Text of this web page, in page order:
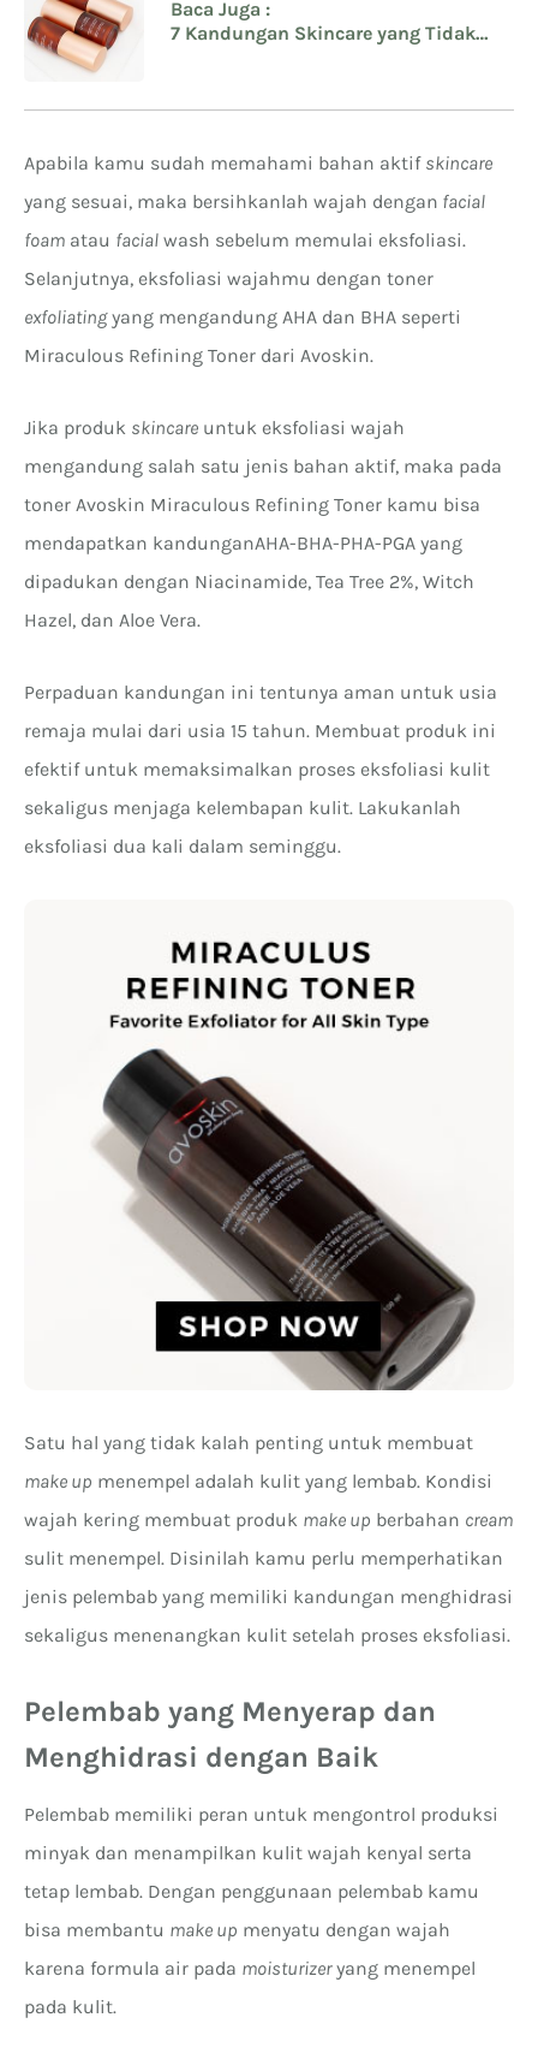
Baca Juga :
7 Kandungan Skincare yang Tidak
Apabila kamu sudah memahami bahan aktif skincare
yang sesuai, maka bersihkanlah wajah dengan facial
foam atau facial wash sebelum memulai eksfoliasi.
Selanjutnya, eksfoliasi wajahmu dengan toner
exfoliatingyang mengandung AHA dan BHA seperti
Miraculous Refining Toner dari Avoskin.
Jika produk skincare untuk eksfoliasi wajah
mengandung salah satu jenis bahan aktif, maka pada
toner Avoskin Miraculous Refining Toner kamu bisa
mendapatkan kandunganAHA-BHA-PHA-PGA yang
dipadukan dengan Niacinamide, Tea Tree 2%, Witch
Hazel, dan Aloe Vera.
Perpaduan kandungan ini tentunya aman untuk usia
remaja mulai dari usia 15 tahun. Membuat produk ini
efektif untuk memaksimalkan proses eksfoliasi kulit
sekaligus menjaga kelembapan kulit. Lakukanlah
eksfoliasi dua kali dalam seminggu.
Satu hal yang tidak kalah penting untuk membuat
make up menempel adalah kulit yang lembab. Kondisi
wajah kering membuat produk make up berbahan cream
sulit menempel. Disinilah kamu perlu memperhatikan
jenis pelembab yang memiliki kandungan menghidrasi
sekaligus menenangkan kulit setelah proses eksfoliasi.
Pelembab yang Menyerap dan
Menghidrasi dengan Baik
Pelembab memiliki peran untuk mengontrol produksi
minyak dan menampilkan kulit wajah kenyal serta
tetap lembab. Dengan penggunaan pelembab kamu
bisa membantu make up menyatu dengan wajah
karena formula air pada moisturizeryang menempel
pada kulit.